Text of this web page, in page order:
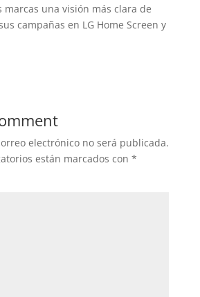
marcas una visión más clara de
campañas en LG Home Screen y
electrónico no será publicada.
están marcados con *